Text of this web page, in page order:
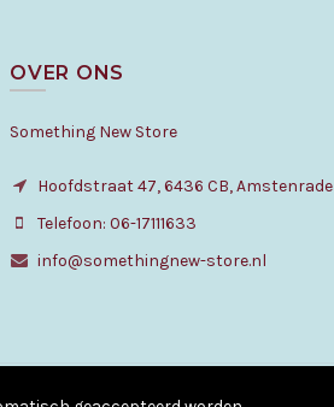
OVER ONS
Something New Store
Hoofdstraat 47, 6436 CB, Amstenrade
Telefoon: 06-17111633
info@somethingnew-store.nl